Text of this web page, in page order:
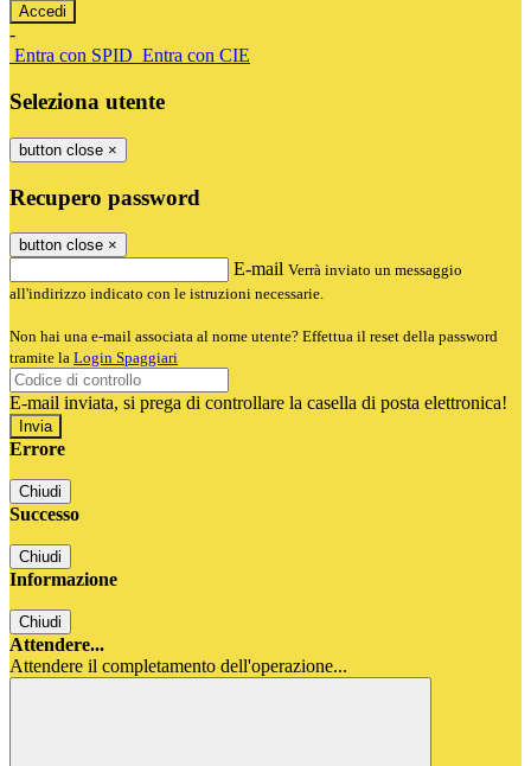
-
Entra con SPID Entra con CIE
Seleziona utente
button close ×
Recupero password
button close ×
E-mail Verrà inviato un messaggio
all'indirizzo indicato con le istruzioni necessarie.
Non hai una e-mail associata al nome utente? Effettua il reset della password
tramite la Login Spaggiari
E-mail inviata, si prega di controllare la casella di posta elettronica!
Errore
Chiudi
Successo
Chiudi
Informazione
Chiudi
Attendere...
Attendere il completamento dell'operazione...